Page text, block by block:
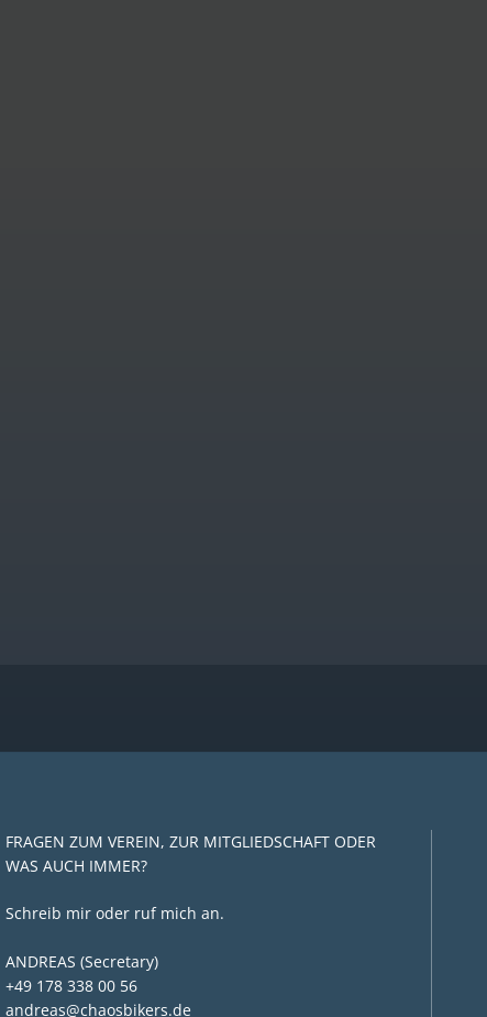
FRAGEN ZUM VEREIN, ZUR MITGLIEDSCHAFT ODER
WAS AUCH IMMER?
Schreib mir oder ruf mich an.
ANDREAS (Secretary)
+49 178 338 00 56
andreas@chaosbikers.de